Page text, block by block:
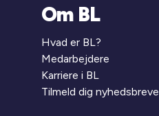
Om BL
Hvad er BL?
Medarbejdere
Karriere i BL
Tilmeld dig nyhedsbreve